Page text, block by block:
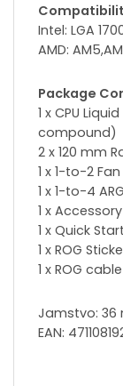
Intel: LGA
AMD:
Package
1 x CPU
compound)
2 x 120 mm
1 x 1-to-2
1 x 1-to-4
1 x
1 x Quick
1 x ROG
1 x ROG
Jamstvo: 36
EAN: